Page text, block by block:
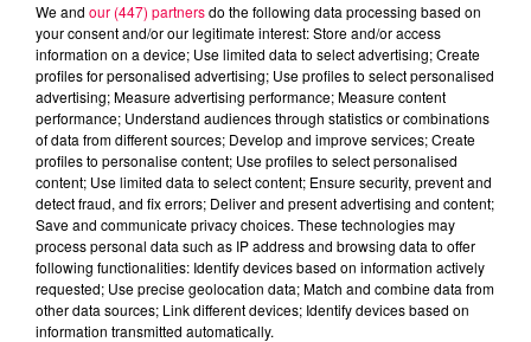
podcasts/2025/11/astro041125.mp3
We and our (447) partnersdo the following data processing based on
your consent and/or our legitimate interest: Store and/or access
information on a device; Use limited data to select advertising; Create
profiles for personalised advertising; Use profiles to select personalised
advertising; Measure advertising performance; Measure content
performance; Understand audiences through statistics or combinations
of data from different sources; Develop and improve services; Create
profiles to personalise content; Use profiles to select personalised
content; Use limited data to select content; Ensure security, prevent and
detect fraud, and fix errors; Deliver and present advertising and content;
Save and communicate privacy choices. These technologies may
process personal data such as IP address and browsing data to offer
following functionalities: Identify devices based on information actively
requested; Use precise geolocation data; Match and combine data from
other data sources; Link different devices; Identify devices based on
information transmitted automatically.